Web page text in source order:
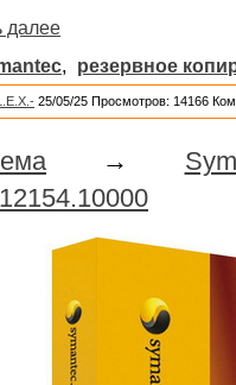
далее
, резервное
25/05/25 Просмотров: 14166
→